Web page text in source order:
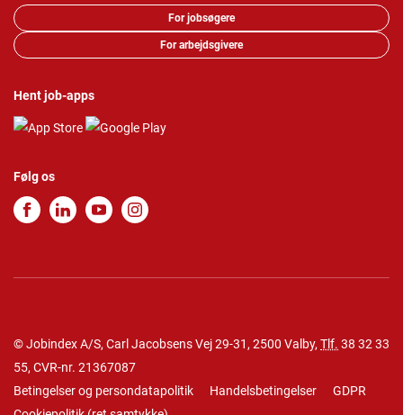
For jobsøgere
For arbejdsgivere
Hent job-apps
Følg os
© Jobindex A/S, Carl Jacobsens Vej 29-31, 2500 Valby, Tlf. 38 32 33
55, CVR-nr. 21367087
Betingelser og persondatapolitik
Handelsbetingelser
GDPR